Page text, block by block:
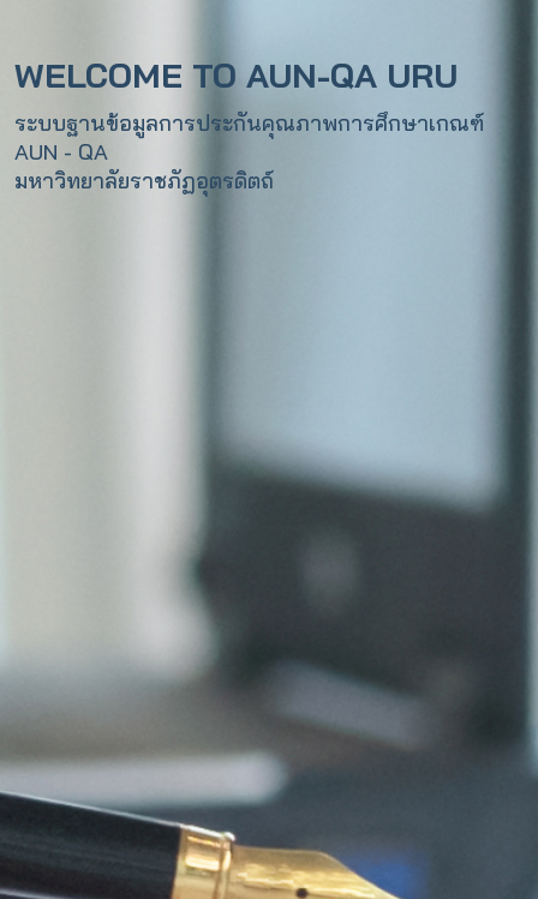
WELCOME TO AUN-QA URU
ระบบฐานข้อมูลการประกันคุณภาพการศึกษาเกณฑ์
AUN - QA
มหาวิทยาลัยราชภัฏอุตรดิตถ์